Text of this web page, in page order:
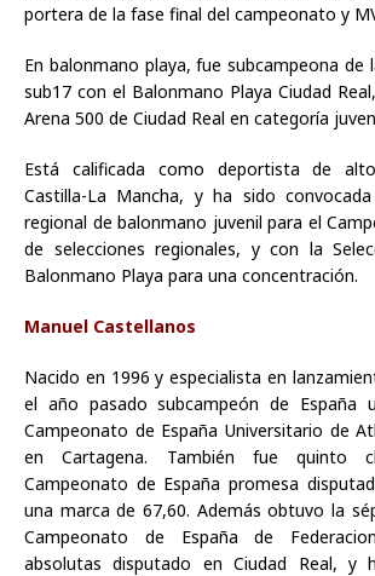
portera de la fase final del campeonato y
En balonmano playa, fue subcampeona de
sub17 con el Balonmano Playa Ciudad
Arena 500 de Ciudad Real en categoría
Está calificada como deportista de
Castilla-La Mancha, y ha sido
regional de balonmano juvenil para el
de selecciones regionales, y con la
Balonmano Playa para una concentración.
Manuel Castellanos
Nacido en 1996 y especialista en
el año pasado subcampeón de España
Campeonato de España Universitario de
en Cartagena. También fue quinto
Campeonato de España promesa
una marca de 67,60. Además obtuvo la
Campeonato de España de
absolutas disputado en Ciudad Real, y